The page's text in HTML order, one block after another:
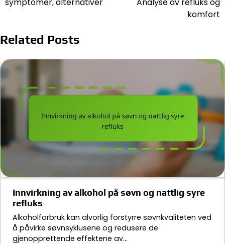
komfort
Related Posts
Innvirkning av alkohol på søvn og nattlig syre
refluks
Alkoholforbruk kan alvorlig forstyrre søvnkvaliteten ved
å påvirke søvnsyklusene og redusere de
gjenopprettende effektene av…